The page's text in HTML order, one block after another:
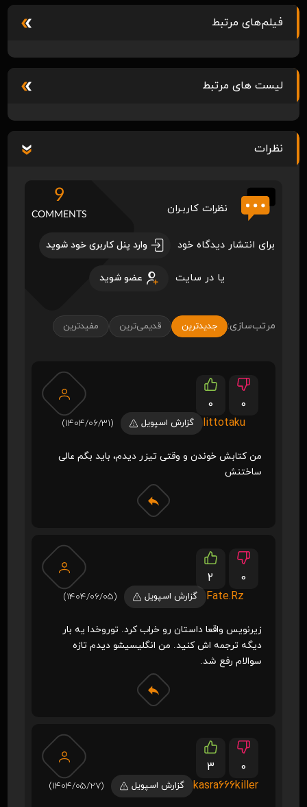
فیلم‌های مرتبط
لیست های مرتبط
نظرات
نظرات کاربـران
9
COMMENTS
برای انتشار دیدگاه خود وارد پنل کاربری خود شوید
یا در سایت عضو شوید
مرتب‌سازی: جدیدترین قدیمی‌ترین مفیدترین
0
0
littotaku
گزارش اسپویل (1404/06/31)
من کتابش خوندن و وقتی تیزر دیدم، باید بگم عالی
ساختنش
2
0
Fate.Rz
گزارش اسپویل (1404/06/05)
زیرنویس واقعا داستان رو خراب کرد. توروخدا یه بار
دیگه ترجمه اش کنید. من انگلیسیشو دیدم تازه
سوالام رفع شد.
3
0
kasra666killer
گزارش اسپویل (1404/05/27)